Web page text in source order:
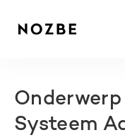
Systeem